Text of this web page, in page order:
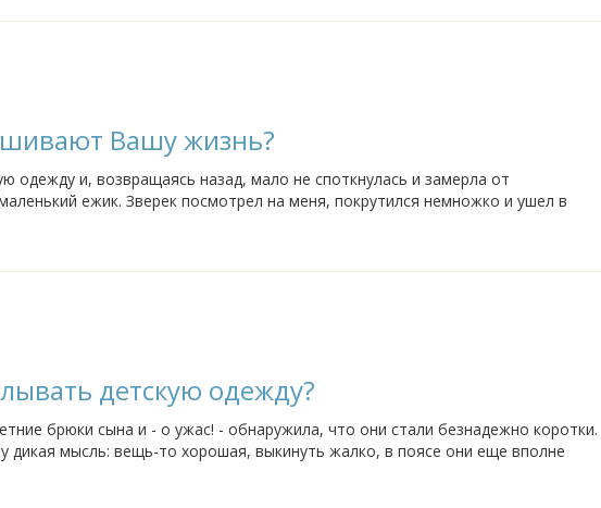
Вашу жизнь?
одежду и, возвращаясь назад, мало не споткнулась и замерла от
ежик. Зверек посмотрел на меня, покрутился немножко и ушел в
детскую одежду?
брюки сына и - о ужас! - обнаружила, что они стали безнадежно коротки.
дикая мысль: вещь-то хорошая, выкинуть жалко, в поясе они еще вполне